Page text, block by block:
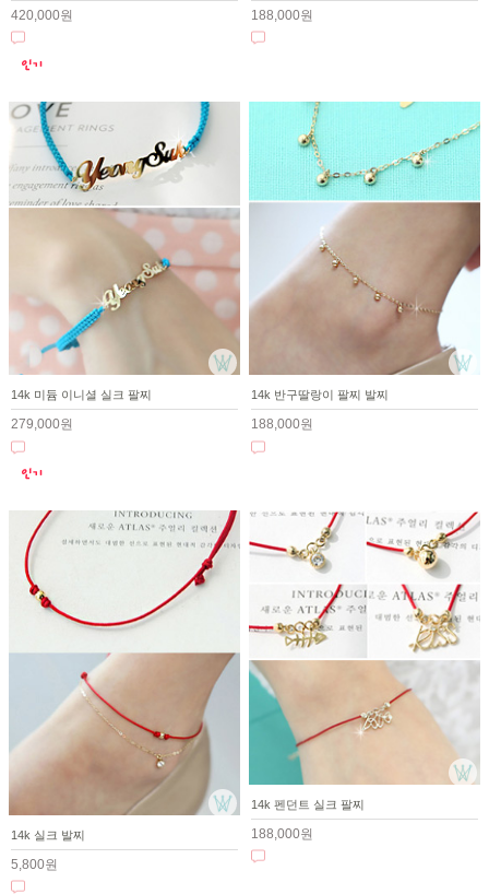
420,000원 188,000원
14k 미듐 이니셜 실크 팔찌
279,000원
14k 반구딸랑이 팔찌 발찌
188,000원
14k 실크 발찌
5,800원
14k 펜던트 실크 팔찌
188,000원